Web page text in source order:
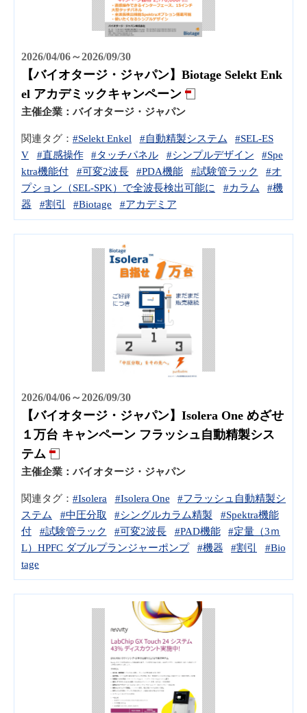
2026/04/06～2026/09/30
【バイオタージ・ジャパン】Biotage Selekt Enk
el アカデミックキャンペーン
主催企業： バイオタージ・ジャパン
関連タグ： #Selekt Enkel #自動精製システム
#SEL-ES
V
#直感操作 #タッチパネル #シンプルデザイン
#Spe
ktra機能付
#可変2波長 #PDA機能 #試験管ラック
#オ
プション（SEL-SPK）で全波長検出可能に
#カラム
#機
器
#割引 #Biotage #アカデミア
2026/04/06～2026/09/30
【バイオタージ・ジャパン】Isolera One めざせ
１万台 キャンペーン フラッシュ自動精製シス
テム
主催企業： バイオタージ・ジャパン
関連タグ： #Isolera #Isolera One
#フラッシュ自動精製シ
ステム
#中圧分取 #シングルカラム精製
#Spektra機能
付
#試験管ラック #可変2波長 #PAD機能
#定量（3ｍ
L）HPFC ダブルプランジャーポンプ
#機器 #割引
#Bio
tage